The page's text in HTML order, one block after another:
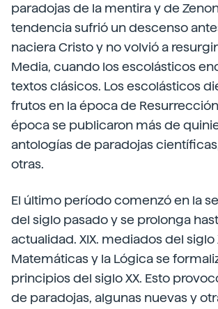
paradojas de la mentira y de
tendencia sufrió un descenso
naciera Cristo y no volvió a
Media, cuando los escolásticos
textos clásicos. Los escolásticos
frutos en la época de
época se publicaron más de
antologías de paradojas
otras.
El último período comenzó en la
del siglo pasado y se prolonga
actualidad. XIX. mediados del siglo
Matemáticas y la Lógica se
principios del siglo XX. Esto
de paradojas, algunas nuevas y